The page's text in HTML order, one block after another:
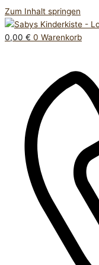
Zum Inhalt springen
0,00 € 0 Warenkorb